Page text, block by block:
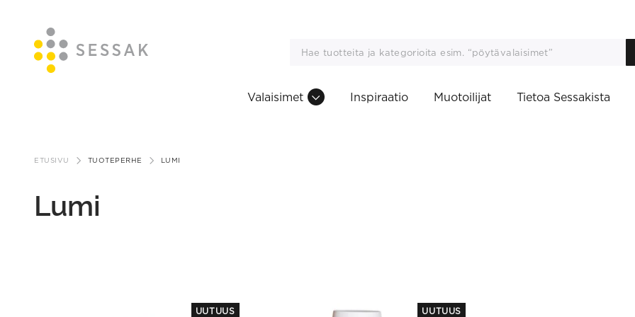
sisältöön
Valaisimet Inspiraatio Muotoilijat Tietoa Sessakista
ETUSIVU TUOTEPERHE LUMI
Lumi
UUTUUS UUTUUS
This